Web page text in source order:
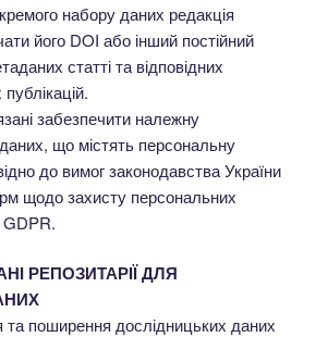
набору даних редакція
його DOI або інший постійний
статті та відповідних
забезпечити належну
що містять персональну
до вимог законодавства України
щодо захисту персональних
РЕПОЗИТАРІЇ ДЛЯ
та поширення дослідницьких даних